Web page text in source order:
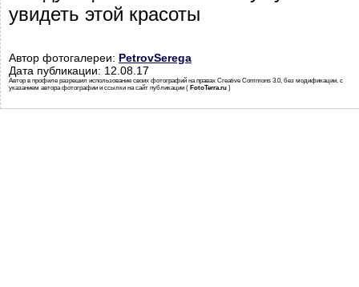
увидеть этой красоты
Автор фотогалереи: PetrovSerega
Дата публикации: 12.08.17
Автор в профиле разрешил использование своих фотографий на правах Creative Commons 3.0, без модификации, с
указанием автора фотографии и ссылки на сайт публикации ( FotoTerra.ru )